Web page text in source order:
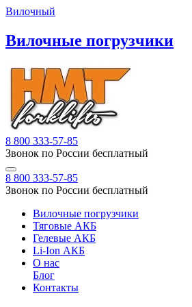
Вилочный
Вилочные погрузчики
8 800 333-57-85
Звонок по России бесплатный
8 800 333-57-85
Звонок по России бесплатный
Вилочные погрузчики
Тяговые АКБ
Гелевые АКБ
Li-Ion АКБ
О нас
Блог
Контакты